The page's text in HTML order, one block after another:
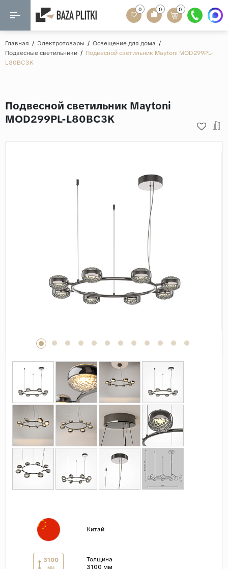
Назад
Керамогранит
20x120
Бетон
Поверхность
Матовая
Лаппатированная
Сатинированная
Карвинг
Структурная
Антискользящая
Страны
Россия
Мозаика
Розетки и освещение
0 0 0
Главная / Электротовары / Освещение для дома /
Подвесные светильники / Подвесной светильник Maytoni MOD299PL-
L80BC3K
Подвесной светильник Maytoni
MOD299PL-L80BC3K
Китай
3100
мм
Толщина
3100 мм